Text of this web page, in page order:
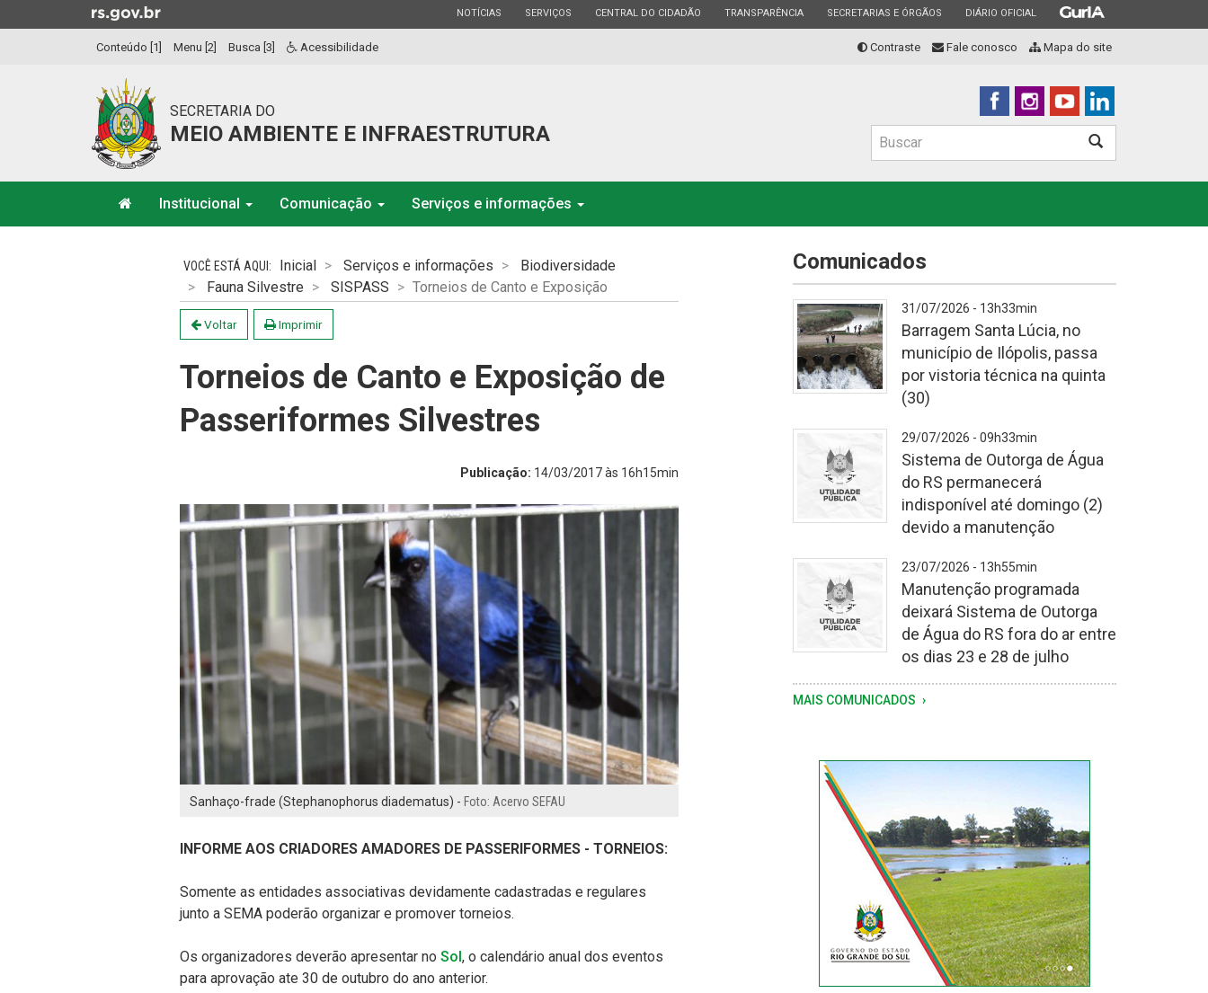
para
Ir
a
ESTADO
NOTÍCIAS ESTADO
SERVIÇOS ESTADO
CENTRAL DO CIDADÃO ESTADO
TRANSPARÊNCIA ESTADO
SECRETARIAS E ÓRGÃOS ESTADO
DIÁRIO OFICIAL ESTADO
Conteúdo [1] Menu [2] Busca [3] Acessibilidade Contraste Fale conosco Mapa do site
SECRETARIA DO
MEIO AMBIENTE E INFRAESTRUTURA Buscar
Institucional Comunicação
Serviços e informações
Inicial Serviços e informações
Biodiversidade
Fauna Silvestre
SISPASS Torneios de Canto e Exposição
Voltar Imprimir
Torneios de Canto e Exposição de
Passeriformes Silvestres
Publicação: 14/03/2017 às 16h15min
Sanhaço-frade (Stephanophorus diadematus) - Foto: Acervo SEFAU
INFORME AOS CRIADORES AMADORES DE PASSERIFORMES - TORNEIOS:
Somente as entidades associativas devidamente cadastradas e regulares
junto a SEMA poderão organizar e promover torneios.
Os organizadores deverão apresentar no Sol, o calendário anual dos eventos
para aprovação ate 30 de outubro do ano anterior.
Comunicados
Vistoria
motivada
chuvas
registrada
última
31/07/2026 - 13h33min
Barragem Santa Lúcia, no
município de Ilópolis, passa
por vistoria técnica na quinta
(30)
-
29/07/2026 - 09h33min
Sistema de Outorga de Água
do RS permanecerá
indisponível até domingo (2)
devido a manutenção
-
23/07/2026 - 13h55min
Manutenção programada
deixará Sistema de Outorga
de Água do RS fora do ar entre
os dias 23 e 28 de julho
MAIS COMUNICADOS